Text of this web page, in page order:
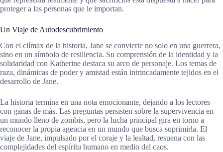
proteger a las personas que le importan.
Un Viaje de Autodescubrimiento
Con el clímax de la historia, Jane se convierte no solo en una guerrera,
sino en un símbolo de resiliencia. Su comprensión de la identidad y la
solidaridad con Katherine destaca su arco de personaje. Los temas de
raza, dinámicas de poder y amistad están intrincadamente tejidos en el
desarrollo de Jane.
La historia termina en una nota emocionante, dejando a los lectores
con ganas de más. Las preguntas persisten sobre la supervivencia en
un mundo lleno de zombis, pero la lucha principal gira en torno a
reconocer la propia agencia en un mundo que busca suprimirla. El
viaje de Jane, impulsado por el coraje y la lealtad, resuena con las
complejidades del espíritu humano en medio del caos.